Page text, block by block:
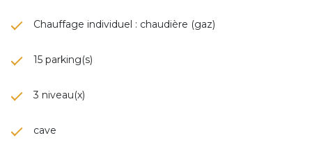
Chauffage individuel : chaudière (gaz)
15 parking(s)
3 niveau(x)
cave